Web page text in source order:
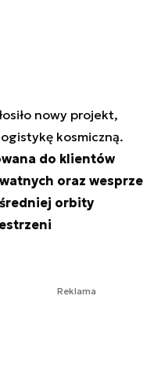
nowy projekt,
kosmiczną.
do klientów
oraz wesprze
orbity
Reklama